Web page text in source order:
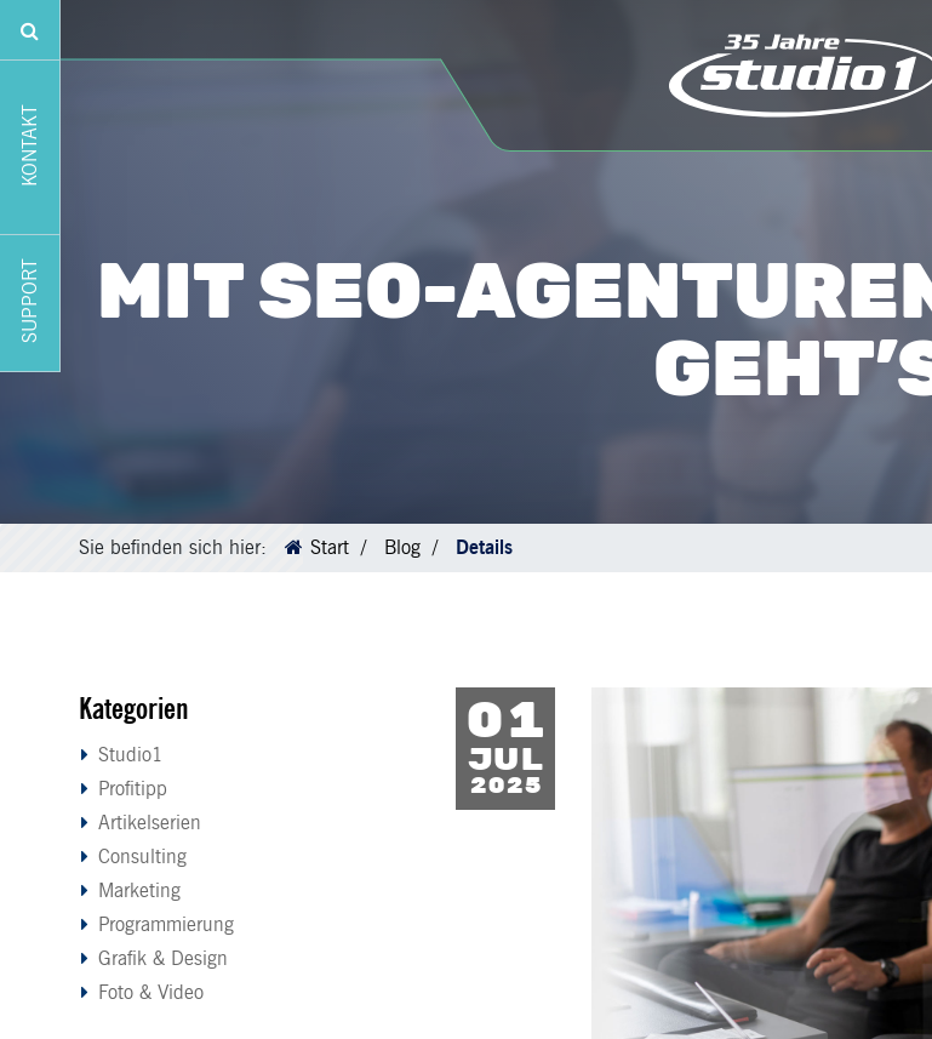
KONTAKT
SUPPORT
MIT SEO-
Sie befinden sich hier: Start Blog Details
Kategorien
Studio1
Profitipp
Artikelserien
Consulting
Marketing
Programmierung
Grafik & Design
Foto & Video
01
Jul
2025